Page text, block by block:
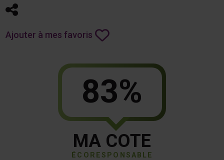
Partager
Ajouter à mes favoris
83%
MA COTE
ÉCORESPONSABLE